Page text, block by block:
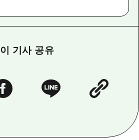
이 기사 공유